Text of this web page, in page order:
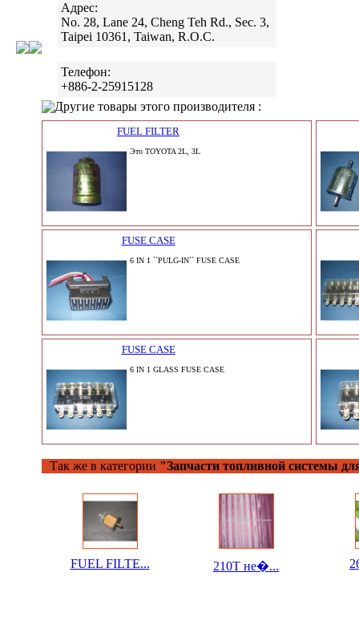
Адрес:
No. 28, Lane 24, Cheng Teh Rd., Sec. 3,
Taipei 10361, Taiwan, R.O.C.
Телефон:
+886-2-25915128
Другие товары этого производителя :
FUEL FILTER
Это TOYOTA 2L, 3L
FUSE CASE
6 IN 1 ``PULG-IN`` FUSE CASE
FUSE CASE
6 IN 1 GLASS FUSE CASE
Так же в категории "Запчасти топливной системы
FUEL FILTE... 210T не�...